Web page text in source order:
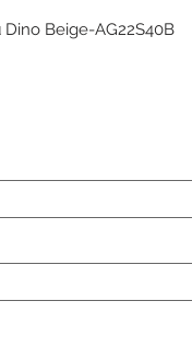
Dino Beige-AG22S40B